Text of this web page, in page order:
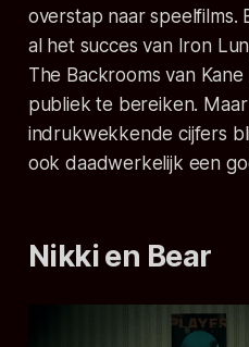
overstap naar speelfilms.
al het succes van Iron
The Backrooms van
publiek te bereiken.
indrukwekkende cijfers
ook daadwerkelijk een
Nikki en Bear